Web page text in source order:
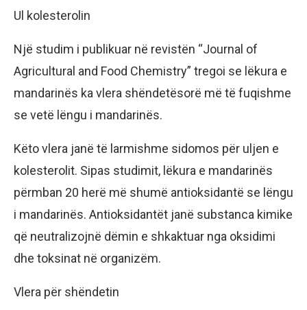
Ul kolesterolin
Një studim i publikuar në revistën “Journal of
Agricultural and Food Chemistry” tregoi se lëkura e
mandarinës ka vlera shëndetësorë më të fuqishme
se vetë lëngu i mandarinës.
Këto vlera janë të larmishme sidomos për uljen e
kolesterolit. Sipas studimit, lëkura e mandarinës
përmban 20 herë më shumë antioksidantë se lëngu
i mandarinës. Antioksidantët janë substanca kimike
që neutralizojnë dëmin e shkaktuar nga oksidimi
dhe toksinat në organizëm.
Vlera për shëndetin